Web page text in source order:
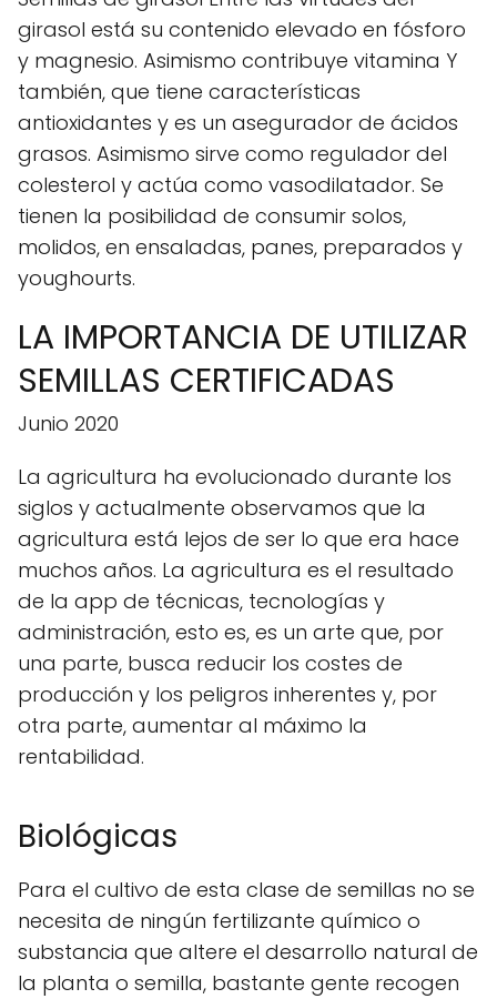
girasol está su contenido elevado en fósforo
y magnesio. Asimismo contribuye vitamina Y
también, que tiene características
antioxidantes y es un asegurador de ácidos
grasos. Asimismo sirve como regulador del
colesterol y actúa como vasodilatador. Se
tienen la posibilidad de consumir solos,
molidos, en ensaladas, panes, preparados y
youghourts.
LA IMPORTANCIA DE UTILIZAR
SEMILLAS CERTIFICADAS
Junio ​​2020
La agricultura ha evolucionado durante los
siglos y actualmente observamos que la
agricultura está lejos de ser lo que era hace
muchos años. La agricultura es el resultado
de la app de técnicas, tecnologías y
administración, esto es, es un arte que, por
una parte, busca reducir los costes de
producción y los peligros inherentes y, por
otra parte, aumentar al máximo la
rentabilidad.
Biológicas
Para el cultivo de esta clase de semillas no se
necesita de ningún fertilizante químico o
substancia que altere el desarrollo natural de
la planta o semilla, bastante gente recogen